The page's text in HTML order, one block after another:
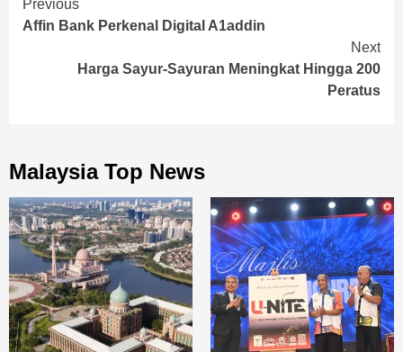
Continue
Reading
Previous
Affin Bank Perkenal Digital A1addin
Next
Harga Sayur-Sayuran Meningkat Hingga 200
Peratus
Malaysia Top News